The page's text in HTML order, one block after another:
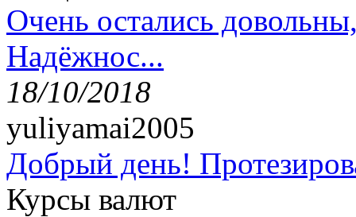
Очень остались
Надёжнос...
18/10/2018
yuliyamai2005
Добрый день!
Курсы валют